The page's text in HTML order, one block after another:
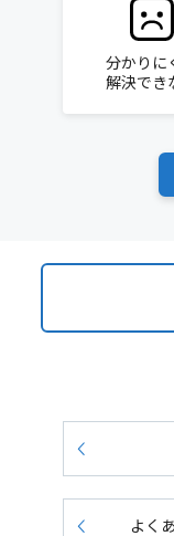
分かりに
解決でき
よく